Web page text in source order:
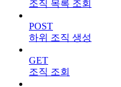
조직 목록 조회
POST
하위 조직 생성
GET
조직 조회